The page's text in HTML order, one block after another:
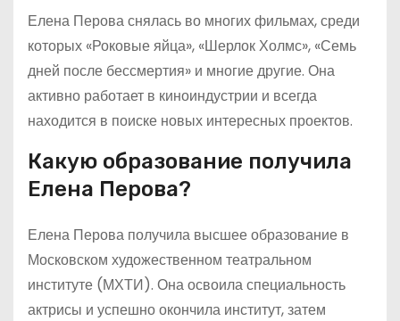
Елена Перова снялась во многих фильмах, среди
которых «Роковые яйца», «Шерлок Холмс», «Семь
дней после бессмертия» и многие другие. Она
активно работает в киноиндустрии и всегда
находится в поиске новых интересных проектов.
Какую образование получила
Елена Перова?
Елена Перова получила высшее образование в
Московском художественном театральном
институте (МХТИ). Она освоила специальность
актрисы и успешно окончила институт, затем